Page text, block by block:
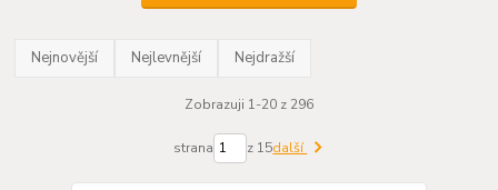
Nejnovější Nejlevnější Nejdražší
Zobrazuji 1-20 z 296
strana z 15další